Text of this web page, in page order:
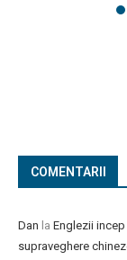
COMENTARII
Dan la Englezii
supraveghere